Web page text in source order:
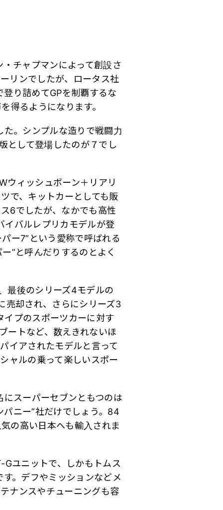
チャプマンによって創設さ
リンでしたが、ロータス社
り詰めてGPを制覇するな
得るようになります。
。シンプルな造りで戦闘力
として登場したのが７でし
ウィッシュボーン＋リアリ
で、キットカーとしても販
6でしたが、なかでも高性
イバルレプリカモデルが登
ー7”という愛称で呼ばれる
”と呼んだりするのとよく
最後のシリーズ4モデルの
売却され、さらにシリーズ3
イプのスポーツカーに対す
ートなど、数えきれないほ
イアされたモデルと言って
ャルの乗って楽しいスポー
スーパーセブンともつのは
ニー”社だけでしょう。84
の高い日本へも輸入されま
ユニットで、しかもトムス
。デフやミッションなどメ
ナンスやチューニングも容